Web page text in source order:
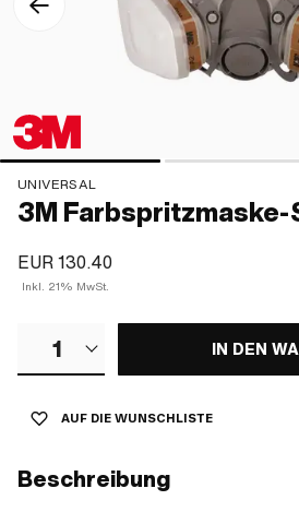
UNIVERSAL
3M Farbspritzmaske-
EUR 130.40
Inkl. 21% MwSt.
1 IN DEN
AUF DIE WUNSCHLISTE
Beschreibung